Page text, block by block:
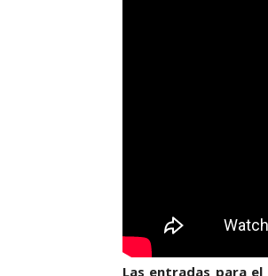
Las entradas para